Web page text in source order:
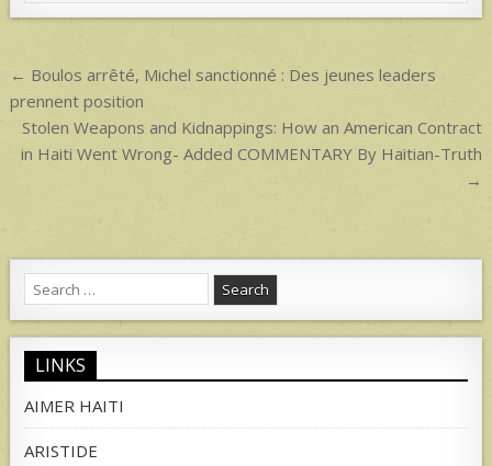
p
Post
navigation
← Boulos arrêté, Michel sanctionné : Des jeunes leaders
prennent position
Stolen Weapons and Kidnappings: How an American Contract
in Haiti Went Wrong- Added COMMENTARY By Haitian-Truth
→
Search
for:
LINKS
AIMER HAITI
ARISTIDE